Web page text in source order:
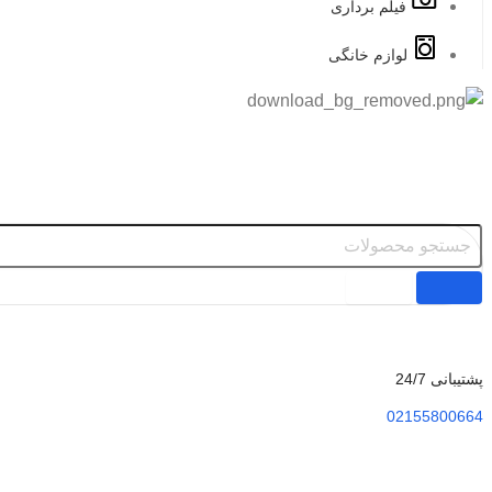
فیلم برداری
لوازم خانگی
پشتیبانی 24/7
02155800664